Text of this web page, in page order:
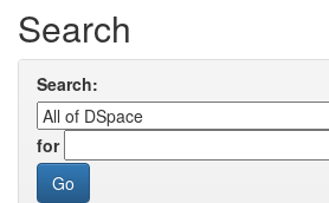
Search
Search:
for